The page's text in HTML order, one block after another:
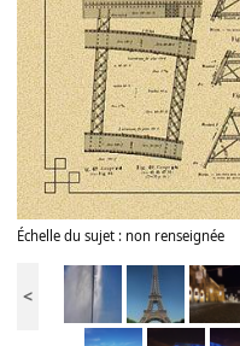
Échelle du sujet : non renseignée
<